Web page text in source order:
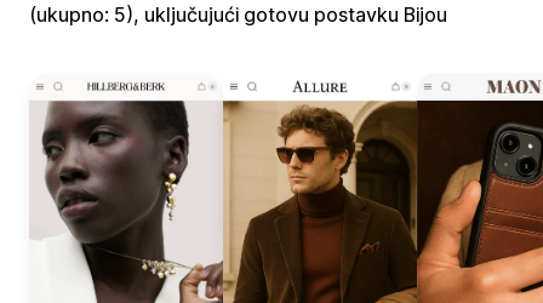
(ukupno: 5), uključujući gotovu postavku Bijou